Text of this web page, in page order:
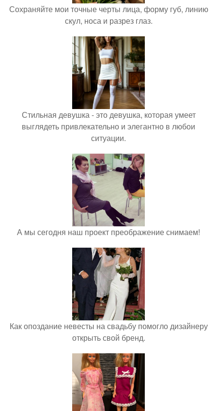
Сохраняйте мои точные черты лица, форму губ, линию
скул, носа и разрез глаз.
Стильная девушка - это девушка, которая умеет
выглядеть привлекательно и элегантно в любои
ситуации.
А мы сегодня наш проект преображение снимаем!
Как опоздание невесты на свадьбу помогло дизайнеру
открыть свой бренд.